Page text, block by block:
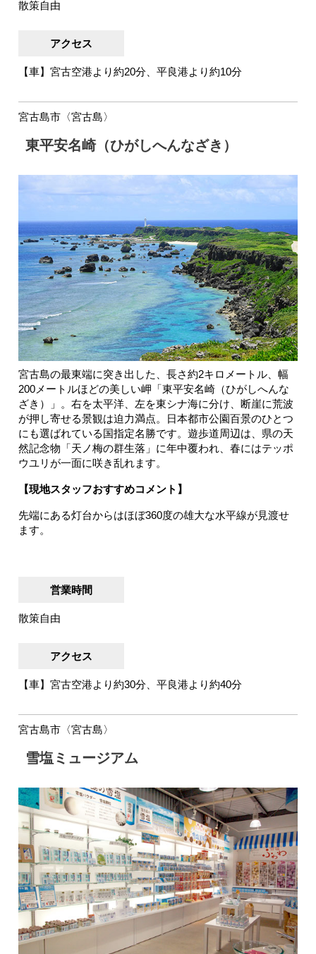
散策自由
アクセス
【車】宮古空港より約20分、平良港より約10分
宮古島市〈宮古島〉
東平安名崎（ひがしへんなざき）
宮古島の最東端に突き出した、長さ約2キロメートル、幅
200メートルほどの美しい岬「東平安名崎（ひがしへんな
ざき）」。右を太平洋、左を東シナ海に分け、断崖に荒波
が押し寄せる景観は迫力満点。日本都市公園百景のひとつ
にも選ばれている国指定名勝です。遊歩道周辺は、県の天
然記念物「天ノ梅の群生落」に年中覆われ、春にはテッポ
ウユリが一面に咲き乱れます。
【現地スタッフおすすめコメント】
先端にある灯台からはほぼ360度の雄大な水平線が見渡せ
ます。
営業時間
散策自由
アクセス
【車】宮古空港より約30分、平良港より約40分
宮古島市〈宮古島〉
雪塩ミュージアム